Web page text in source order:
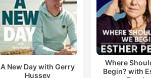
A New Day with Gerry
Hussey
Where
Begin? with